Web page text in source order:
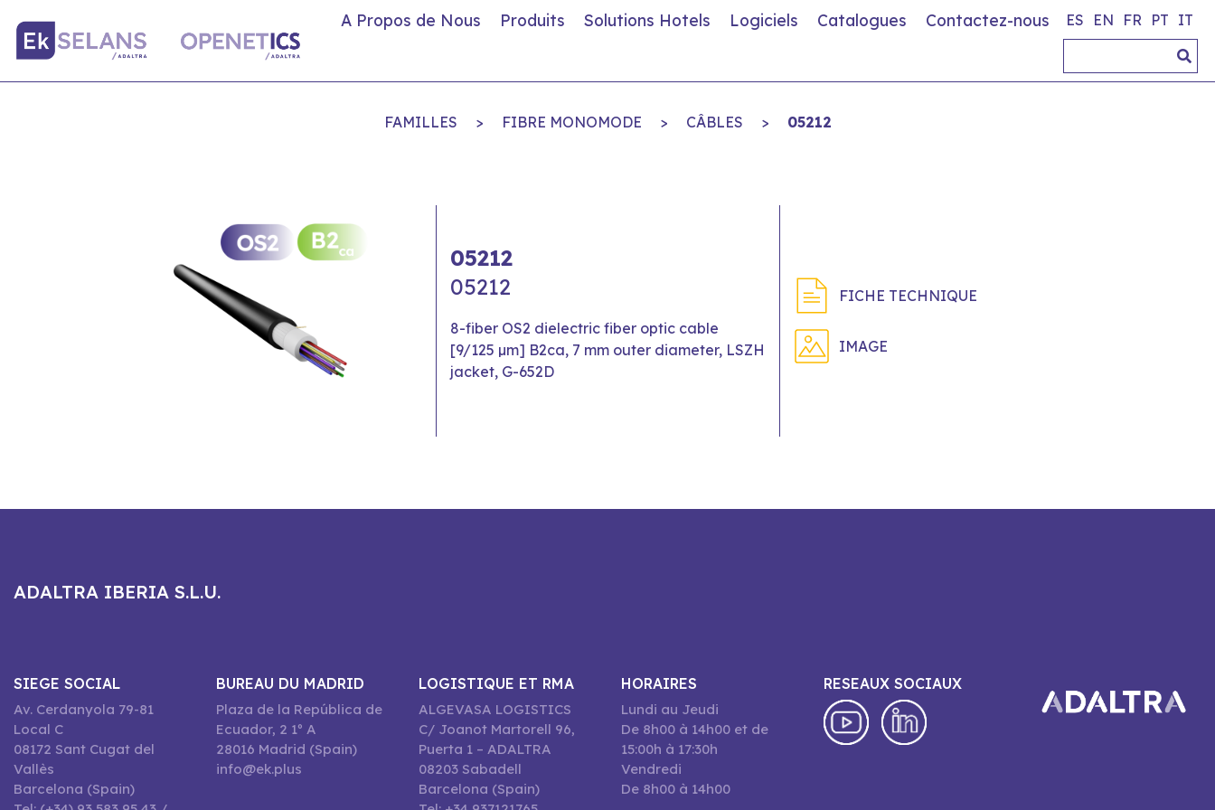
A Propos de Nous Produits Solutions Hotels Logiciels Catalogues Contactez-nous ES EN FR PT IT
FAMILLES > FIBRE MONOMODE > CÂBLES > 05212
05212
05212
8-fiber OS2 dielectric fiber optic cable
[9/125 µm] B2ca, 7 mm outer diameter, LSZH
jacket, G-652D
FICHE TECHNIQUE
IMAGE
ADALTRA IBERIA S.L.U.
SIEGE SOCIAL
Av. Cerdanyola 79-81
Local C
08172 Sant Cugat del
Vallès
Barcelona (Spain)
BUREAU DU MADRID
Plaza de la República de
Ecuador, 2 1º A
28016 Madrid (Spain)
info@ek.plus
LOGISTIQUE ET RMA
ALGEVASA LOGISTICS
C/ Joanot Martorell 96,
Puerta 1 – ADALTRA
08203 Sabadell
Barcelona (Spain)
HORAIRES
Lundi au Jeudi
De 8h00 à 14h00 et de
15:00h à 17:30h
Vendredi
De 8h00 à 14h00
RESEAUX SOCIAUX